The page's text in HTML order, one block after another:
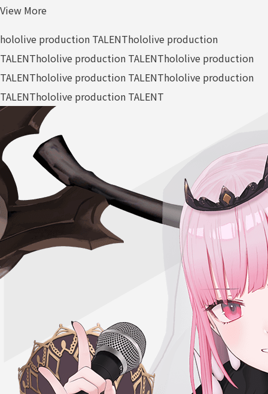
View More
hololive production TALENThololive production
TALENThololive production TALENThololive production
TALENThololive production TALENThololive production
TALENThololive production TALENT